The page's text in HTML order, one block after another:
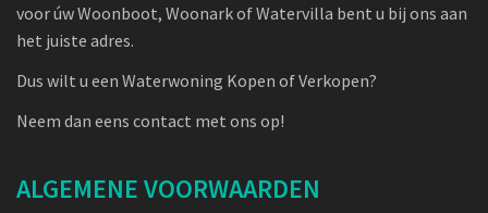
voor úw Woonboot, Woonark of Watervilla bent u bij ons aan
het juiste adres.
Dus wilt u een Waterwoning Kopen of Verkopen?
Neem dan eens contact met ons op!
ALGEMENE VOORWAARDEN